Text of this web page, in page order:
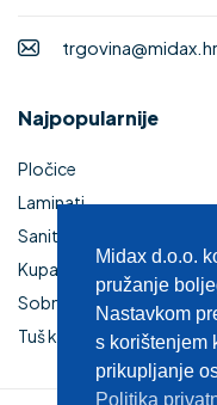
trgovina@midax.hr
Najpopularnije
Pločice
Laminati
Sanitarije
Kupaonski namještaj
Sobna vrata
Tuš kabine i kade
Midax d.o.o.
pružanje
Nastavkom
s korištenjem
prikupljanje
Politika